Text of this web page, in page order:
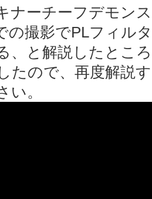
ナーチーフデモン
の撮影でPLフィル
、と解説したとこ
たので、再度解説
い。